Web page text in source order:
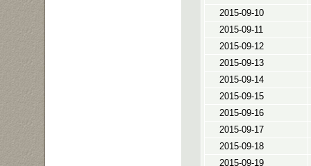
2015-09-10
2015-09-11
2015-09-12
2015-09-13
2015-09-14
2015-09-15
2015-09-16
2015-09-17
2015-09-18
2015-09-19